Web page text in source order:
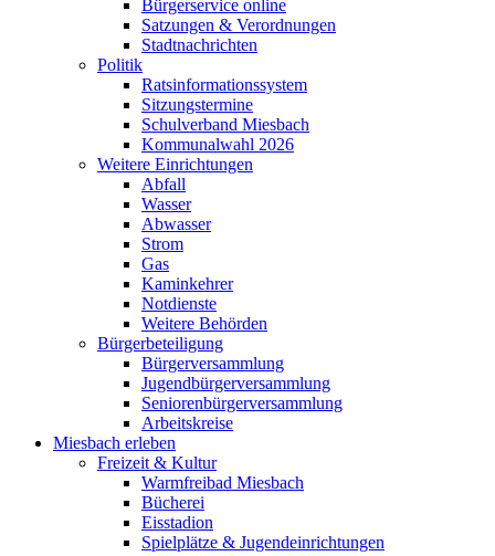
Bürgerservice online
Satzungen & Verordnungen
Stadtnachrichten
Politik
Ratsinformationssystem
Sitzungstermine
Schulverband Miesbach
Kommunalwahl 2026
Weitere Einrichtungen
Abfall
Wasser
Abwasser
Strom
Gas
Kaminkehrer
Notdienste
Weitere Behörden
Bürgerbeteiligung
Bürgerversammlung
Jugendbürgerversammlung
Seniorenbürgerversammlung
Arbeitskreise
Miesbach erleben
Freizeit & Kultur
Warmfreibad Miesbach
Bücherei
Eisstadion
Spielplätze & Jugendeinrichtungen